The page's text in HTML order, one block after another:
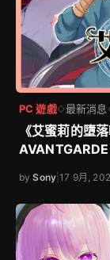
PC 遊戲◇最新消息
《艾蜜莉的墮
bySony |17 9月,